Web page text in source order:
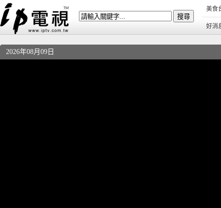
美食
好消
2026年08月09日